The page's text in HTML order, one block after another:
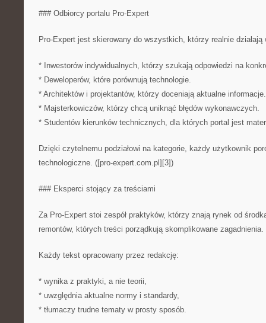
### Odbiorcy portalu Pro-Expert
Pro-Expert jest skierowany do wszystkich, którzy realnie działają
* Inwestorów indywidualnych, którzy szukają odpowiedzi na
* Deweloperów, które porównują technologie.
* Architektów i projektantów, którzy doceniają aktualne informacje.
* Majsterkowiczów, którzy chcą uniknąć błędów wykonawczych.
* Studentów kierunków technicznych, dla których portal jest
Dzięki czytelnemu podziałowi na kategorie, każdy użytkownik
technologiczne. ([pro-expert.com.pl][3])
### Eksperci stojący za treściami
Za Pro-Expert stoi zespół praktyków, którzy znają rynek od
remontów, których treści porządkują skomplikowane
Każdy tekst opracowany przez redakcję:
* wynika z praktyki, a nie teorii,
* uwzględnia aktualne normy i standardy,
* tłumaczy trudne tematy w prosty sposób.